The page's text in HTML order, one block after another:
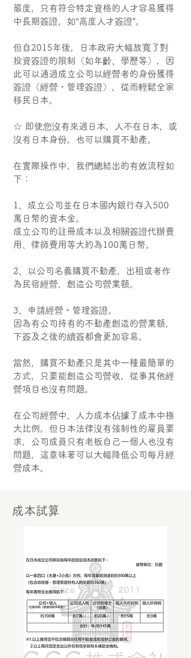
態度，只有符合特定資格的人才容易獲得
中長期簽證，如“高度人才簽證”。
但自2015年後，日本政府大幅放寬了對
投資簽證的限制（如年齡、學歷等），因
此可以通過成立公司以經營者的身份獲得
簽證（經營・管理簽證），從而輕鬆全家
移民日本。
☆ 即使您沒有來過日本，人不在日本，或
沒有日本身份，也可以購買不動產。
在實際操作中，我們總結出的有效流程如
下：
1、成立公司並在日本國內銀行存入500
萬日幣的資本金。
成立公司的註冊成本以及相關簽證代辦費
用、律師費用等大約為100萬日幣。
2、以公司名義購買不動產，出租或者作
為民宿經營，創造公司營業額。
3、申請經營・管理簽證。
因為有公司持有的不動產創造的營業額，
下簽及之後的續簽都會更加容易。
當然，購買不動產只是其中一種最簡單的
方式，只要能創造公司營收，從事其他經
營項目也沒有問題。
在公司經營中，人力成本佔據了成本中極
大比例。但日本法律沒有強制性的雇員要
求，公司成員只有老板自己一個人也沒有
問題，這意味著可以大幅降低公司每月經
營成本。
成本試算